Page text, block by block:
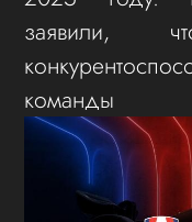
команды